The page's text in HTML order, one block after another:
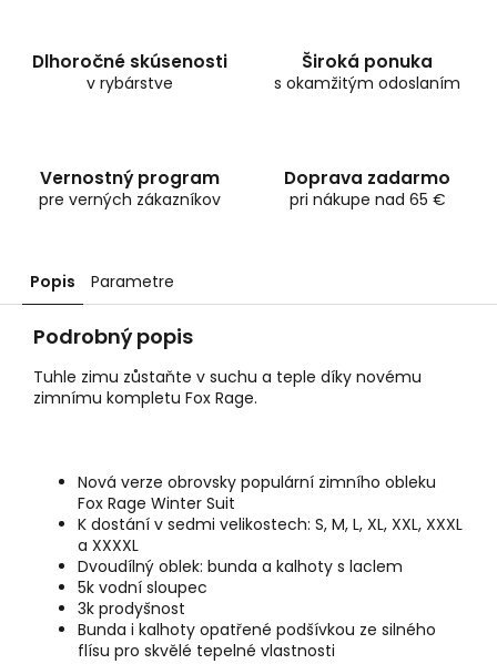
Dlhoročné skúsenosti
v rybárstve
Široká ponuka
s okamžitým odoslaním
Vernostný program
pre verných zákazníkov
Doprava zadarmo
pri nákupe nad 65 €
Popis Parametre
Podrobný popis
Tuhle zimu zůstaňte v suchu a teple díky novému
zimnímu kompletu Fox Rage.
Nová verze obrovsky populární zimního obleku
Fox Rage Winter Suit
K dostání v sedmi velikostech: S, M, L, XL, XXL, XXXL
a XXXXL
Dvoudílný oblek: bunda a kalhoty s laclem
5k vodní sloupec
3k prodyšnost
Bunda i kalhoty opatřené podšívkou ze silného
flísu pro skvělé tepelné vlastnosti